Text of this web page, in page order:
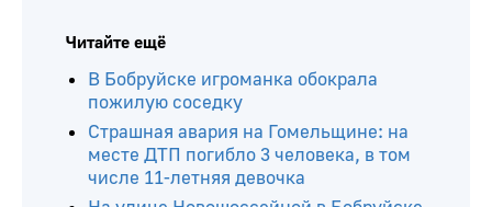
Читайте ещё
В Бобруйске игроманка обокрала
пожилую соседку
Страшная авария на Гомельщине: на
месте ДТП погибло 3 человека, в том
числе 11-летняя девочка